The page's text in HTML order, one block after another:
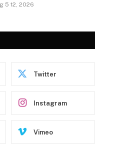
5 12, 2026
Twitter
Instagram
Vimeo